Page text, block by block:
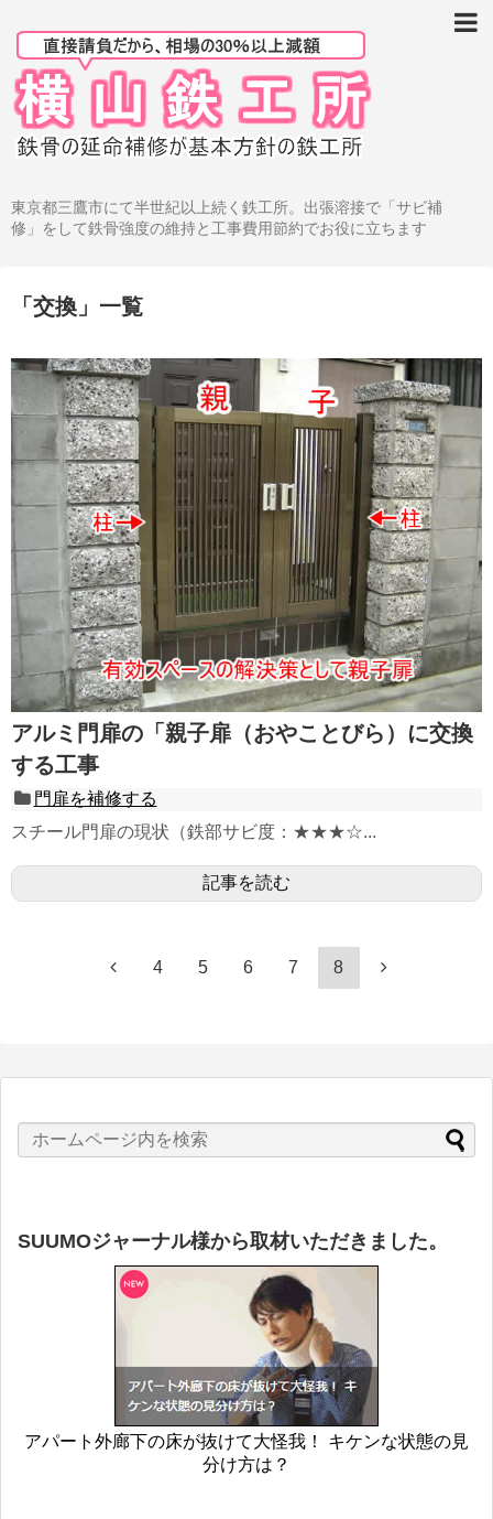
東京都三鷹市にて半世紀以上続く鉄工所。出張溶接で「サビ補
修」をして鉄骨強度の維持と工事費用節約でお役に立ちます
「 交換 」 一覧
アルミ門扉の「親子扉（おやことびら）に交換
する工事
門扉を補修する
スチール門扉の現状（鉄部サビ度：★★★☆...
記事を読む
4 5 6 7 8
SUUMOジャーナル様から取材いただきました。
アパート外廊下の床が抜けて大怪我！ キケンな状態の見
分け方は？
鉄骨階段・廊下等のサビ補修工事例
鉄骨階段等のサビの原因から直す
鉄骨階段等の強度の現状復旧
鉄骨階段等の「とりあえず補修」
ベランダ鉄骨の補修
手摺、その他を修理する
鉄骨補修のFAQ
用語解説
会社概要・求人
お客様からの声
お問合せ・見積依頼